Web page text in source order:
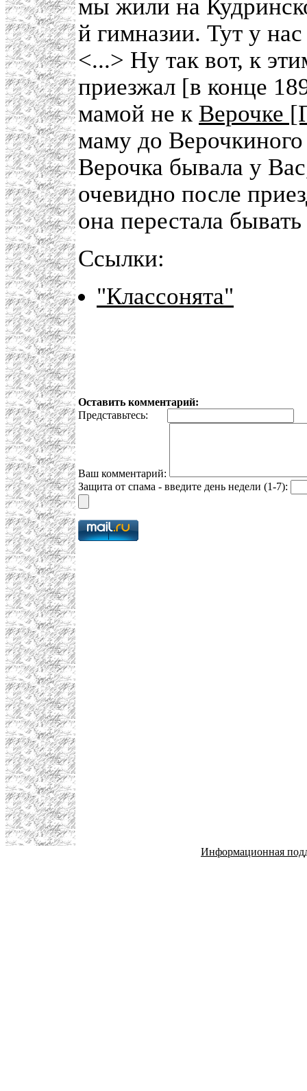
мы жили на
й гимназии. Тут у
<...> Ну так вот, к
приезжал [в конце
мамой не к Верочке
маму до
Верочка бывала у
очевидно после
она перестала
Ссылки:
"Классонята"
Оставить комментарий:
Представьтесь:
Ваш комментарий:
Защита от спама - введите день недели (1-7):
Информационная